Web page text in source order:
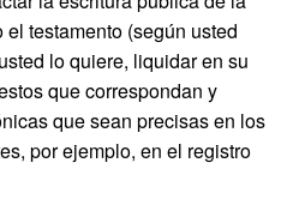
testamento (según usted
lo quiere, liquidar en su
que correspondan y
que sean precisas en los
por ejemplo, en el registro